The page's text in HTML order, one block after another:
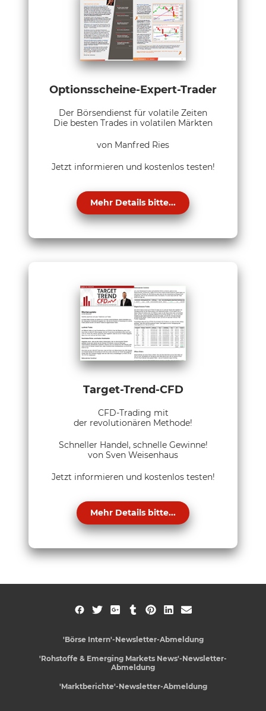
Optionsscheine-Expert-Trader
Der Börsendienst für volatile Zeiten
Die besten Trades in volatilen Märkten
von Manfred Ries
Jetzt informieren und kostenlos testen!
Mehr Details bitte...
Target-Trend-CFD
CFD-Trading mit
der revolutionären Methode!
Schneller Handel, schnelle Gewinne!
von Sven Weisenhaus
Jetzt informieren und kostenlos testen!
Mehr Details bitte...
'Börse Intern'-Newsletter-Abmeldung
'Rohstoffe & Emerging Markets News'-Newsletter-
Abmeldung
'Marktberichte'-Newsletter-Abmeldung